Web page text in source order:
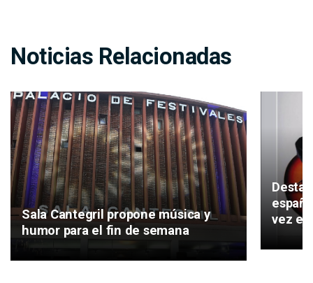
Noticias Relacionadas
Sala Cantegril propone música y
humor para el fin de semana
vez